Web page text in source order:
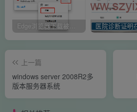
Edge浏览器下载被阻止 已阻止此不安全的文件是什么原因呢
上一篇
windows server 2008R2多
版本服务器系统